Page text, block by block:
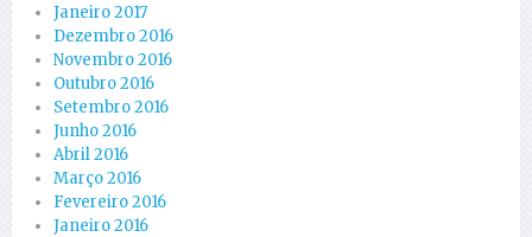
Janeiro 2017
Dezembro 2016
Novembro 2016
Outubro 2016
Setembro 2016
Junho 2016
Abril 2016
Março 2016
Fevereiro 2016
Janeiro 2016